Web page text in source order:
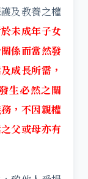
及教養之權
未成年子女
係而當然發
成長所需，
生必然之關
，不因親權
父或母亦有